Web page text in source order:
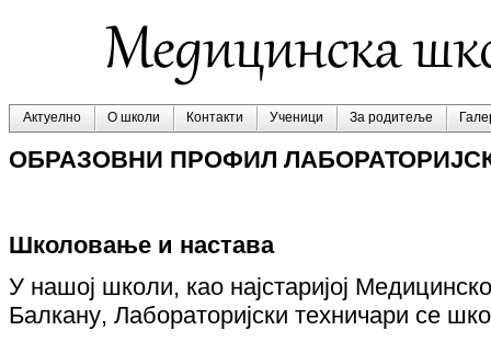
Актуелно О школи Контакти Ученици За родитеље
ОБРАЗОВНИ ПРОФИЛ
Школовање и настава
У нашој школи, као најстаријој
Балкану, Лабораторијски техничари се